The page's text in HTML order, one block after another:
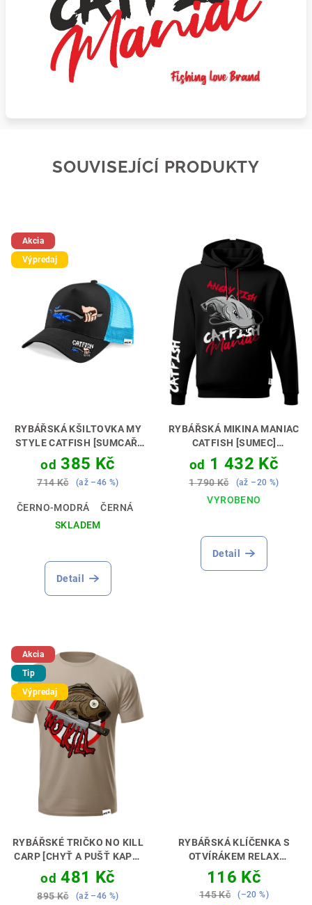
SOUVISEJÍCÍ PRODUKTY
Akcia
Výpredaj
RYBÁŘSKÁ KŠILTOVKA MY
STYLE CATFISH [SUMCAŘ]
STYL, KTERÝ CHYTÍ 🎣🧢
od 385 Kč
714 Kč (až –46 %)
ČERNO-MODRÁ
ČERNÁ
SKLADEM
Detail
RYBÁŘSKÁ MIKINA MANIAC
CATFISH [SUMEC]
PERFEKTNÍ DÁREK PRO
SUMCAŘE 🎣🎁
od 1 432 Kč
1 790 Kč (až –20 %)
VYROBENO
hodnocení
produktu
Detail
Akcia
Tip
Výpredaj
RYBÁŘSKÉ TRIČKO NO KILL
CARP [CHYŤ A PUŠŤ KAPR]
RYBOLOV S RESPEKTEM 🎣
🤝
od 481 Kč
895 Kč (až –46 %)
RYBÁŘSKÁ KLÍČENKA S
OTVÍRÁKEM RELAX
CATFISH [SUMEC]
RYBÁŘE, KTERÝ TO NEBERE
PŘÍLIŠ VÁŽNĚ 🔑🎣
116 Kč
145 Kč (–20 %)